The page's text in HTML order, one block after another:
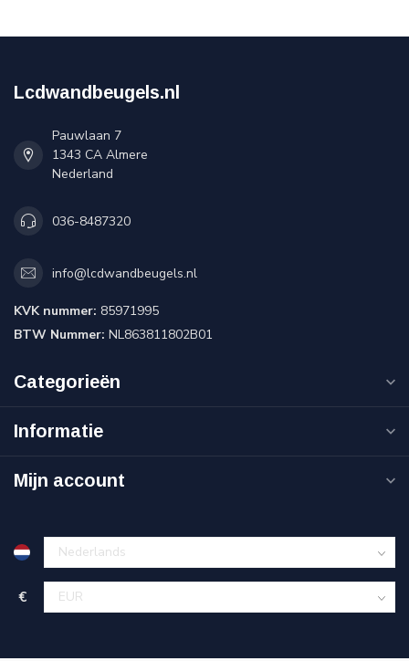
Lcdwandbeugels.nl
Pauwlaan 7
1343 CA Almere
Nederland
036-8487320
info@lcdwandbeugels.nl
KVK nummer: 85971995
BTW Nummer: NL863811802B01
Categorieën
Informatie
Mijn account
€